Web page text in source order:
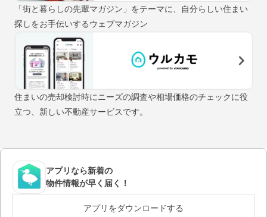
「街と暮らしの先輩マガジン」をテーマに、自分らしい住まい
探しをお手伝いするウェブマガジン
住まいの売却検討時にニーズの調査や相場価格のチェックに役
立つ、新しい不動産サービスです。
アプリなら新着の
物件情報が早く届く！
アプリをダウンロードする